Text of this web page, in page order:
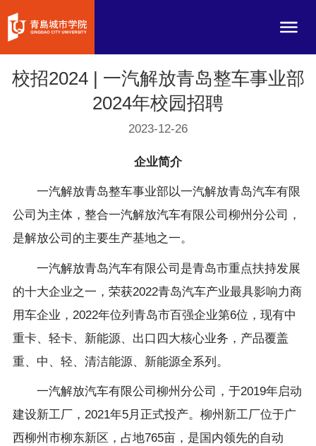
校招2024 | 一汽解放青岛整车事业部
2024年校园招聘
2023-12-26
企业简介
一汽解放青岛整车事业部以一汽解放青岛汽车有限
公司为主体，整合一汽解放汽车有限公司柳州分公司，
是解放公司的主要生产基地之一。
一汽解放青岛汽车有限公司是青岛市重点扶持发展
的十大企业之一，荣获2022青岛汽车产业最具影响力商
用车企业，2022年位列青岛市百强企业第6位，现有中
重卡、轻卡、新能源、出口四大核心业务，产品覆盖
重、中、轻、清洁能源、新能源全系列。
一汽解放汽车有限公司柳州分公司，于2019年启动
建设新工厂，2021年5月正式投产。柳州新工厂位于广
西柳州市柳东新区，占地765亩，是国内领先的自动